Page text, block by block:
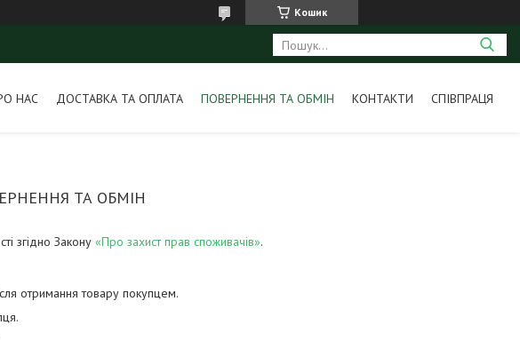
Кошик
НАС ДОСТАВКА ТА ОПЛАТА ПОВЕРНЕННЯ ТА ОБМІН КОНТАКТИ СПІВПРАЦЯ
ТА ОБМІН
згідно Закону «Про захист прав споживачів».
отримання товару покупцем.